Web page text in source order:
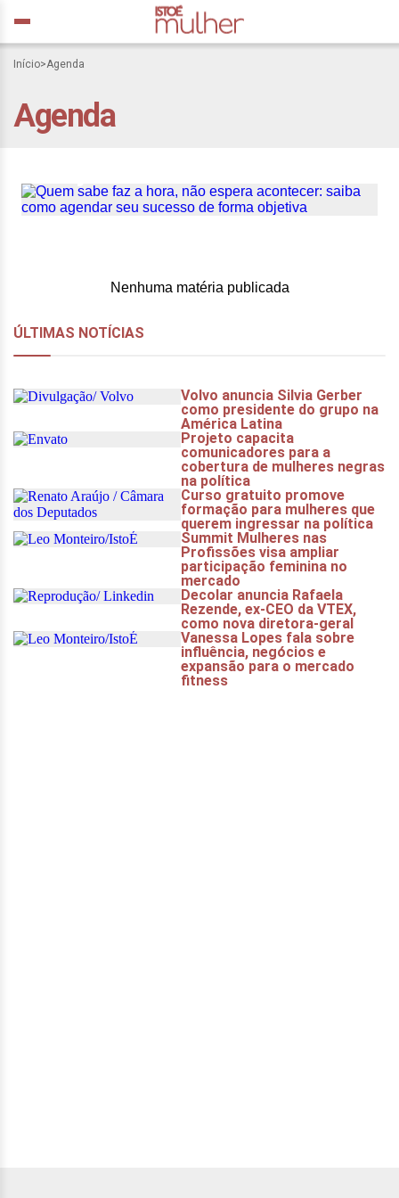
Início>Agenda
Agenda
Quem sabe faz a hora, não
como agendar seu
Nenhuma matéria publicada